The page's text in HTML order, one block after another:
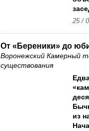
25 /
От «Береники» до
Воронежский Камерный
существования
из